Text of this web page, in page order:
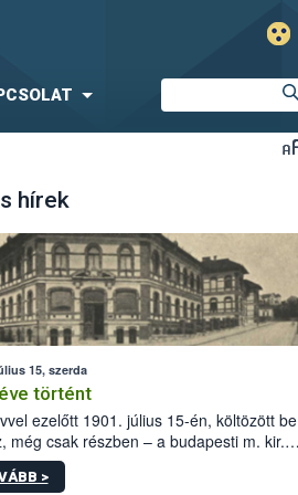
hírek
15, szerda
történt
ezelőtt 1901. július 15-én, költözött be
még csak részben – a budapesti m. kir.
állomás a Kis Rókus utca
alatti, Czigler Győző által tervezett új
>